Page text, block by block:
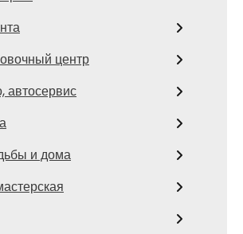
центр
автосервис
и дома